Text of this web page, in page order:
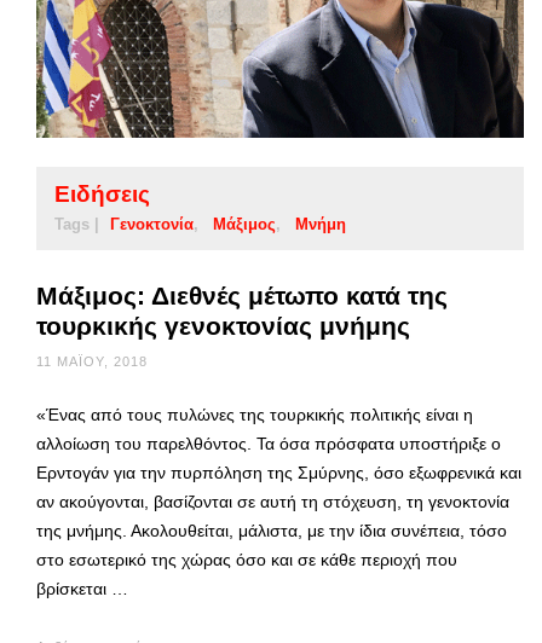
Ειδήσεις
Tags | Γενοκτονία Μάξιμος Μνήμη
Μάξιμος: Διεθνές μέτωπο κατά της
τουρκικής γενοκτονίας μνήμης
11 ΜΑΪ́ΟΥ, 2018
«Ένας από τους πυλώνες της τουρκικής πολιτικής είναι η
αλλοίωση του παρελθόντος. Τα όσα πρόσφατα υποστήριξε ο
Ερντογάν για την πυρπόληση της Σμύρνης, όσο εξωφρενικά και
αν ακούγονται, βασίζονται σε αυτή τη στόχευση, τη γενοκτονία
της μνήμης. Ακολουθείται, μάλιστα, με την ίδια συνέπεια, τόσο
στο εσωτερικό της χώρας όσο και σε κάθε περιοχή που
βρίσκεται …